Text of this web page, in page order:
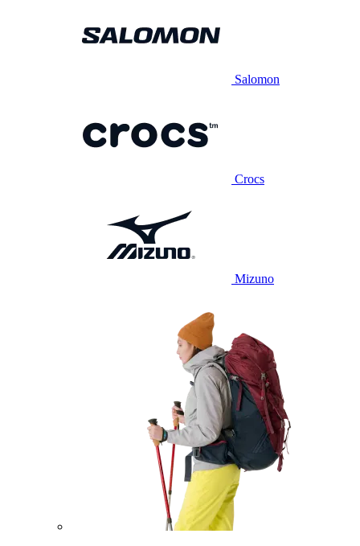
Salomon
Crocs
Mizuno